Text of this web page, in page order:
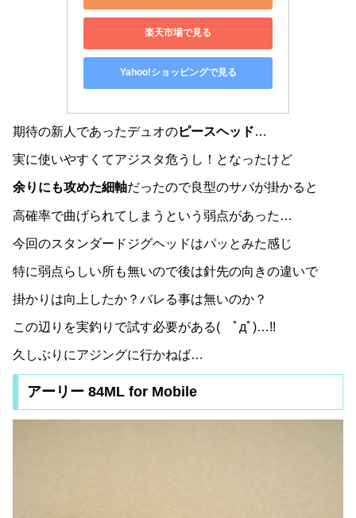
楽天市場で見る
Yahoo!ショッピングで見る
期待の新人であったデュオのピースヘッド…
実に使いやすくてアジスタ危うし！となったけど
余りにも攻めた細軸だったので良型のサバが掛かると
高確率で曲げられてしまうという弱点があった…
今回のスタンダードジグヘッドはパッとみた感じ
特に弱点らしい所も無いので後は針先の向きの違いで
掛かりは向上したか？バレる事は無いのか？
この辺りを実釣りで試す必要がある( ﾟдﾟ)…!!
久しぶりにアジングに行かねば…
アーリー 84ML for Mobile